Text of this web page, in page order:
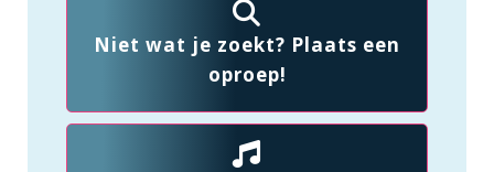
Niet wat je zoekt? Plaats een
oproep!